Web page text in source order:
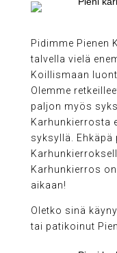
Pidimme Pienen
talvella vielä
Koillismaan
Olemme
paljon myös
Karhunkierrosta
syksyllä. Ehkäpä
Karhunkierros
aikaan!
Oletko sinä
tai patikoinut